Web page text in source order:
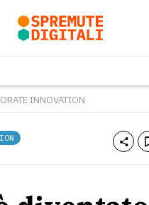
INNOVATION